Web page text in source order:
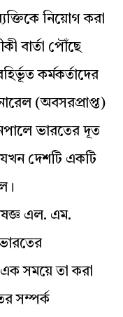
নিয়োগ করা
বার্তা পৌঁছে
কর্মকর্তাদের
(অবসরপ্রাপ্ত)
ভারতের দূত
যখন দেশটি একটি
এল. এম.
সময়ে তা করা
সম্পর্ক